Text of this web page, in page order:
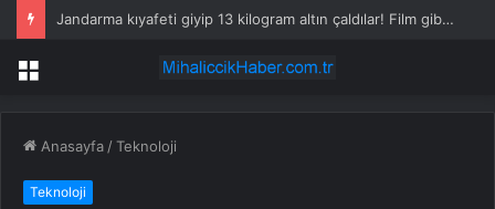
Jandarma kıyafeti giyip 13 kilogram altın çaldılar! Film gibi soygun cezaevinde bitti
Menü
Anasayfa /Teknoloji
Teknoloji